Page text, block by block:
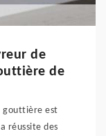
de
de
gouttière est
réussite des